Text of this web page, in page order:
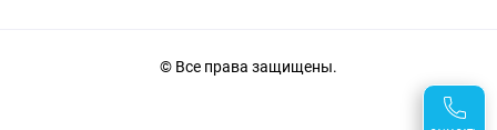
© Все права защищены.